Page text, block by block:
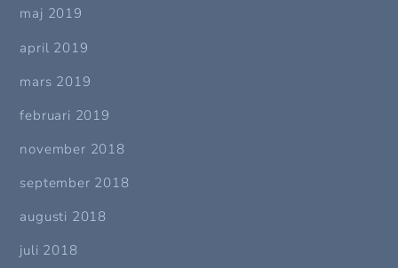
maj 2019
april 2019
mars 2019
februari 2019
november 2018
september 2018
augusti 2018
juli 2018